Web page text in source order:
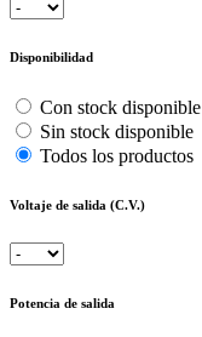
Disponibilidad
Con stock disponible
Sin stock disponible
Todos los productos
Voltaje de salida (C.V.)
Potencia de salida